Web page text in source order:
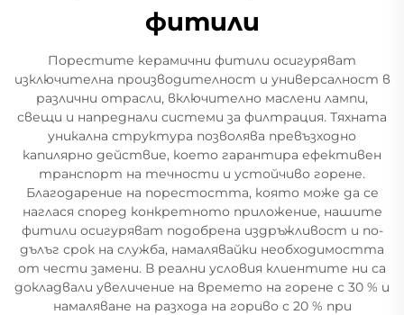
фитили
Порестите керамични фитили осигуряват
изключителна производителност и универсалност в
различни отрасли, включително маслени лампи,
свещи и напреднали системи за филтрация. Тяхната
уникална структура позволява превъзходно
капилярно действие, което гарантира ефективен
транспорт на течности и устойчиво горене.
Благодарение на порестостта, която може да се
наглася според конкретното приложение, нашите
фитили осигуряват подобрена издръжливост и по-
дълъг срок на служба, намалявайки необходимостта
от чести замени. В реални условия клиентите ни са
докладвали увеличение на времето на горене с 30 % и
намаляване на разхода на гориво с 20 % при